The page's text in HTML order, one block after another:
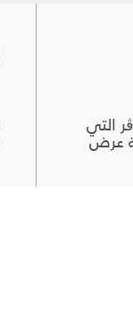
التي
عرض